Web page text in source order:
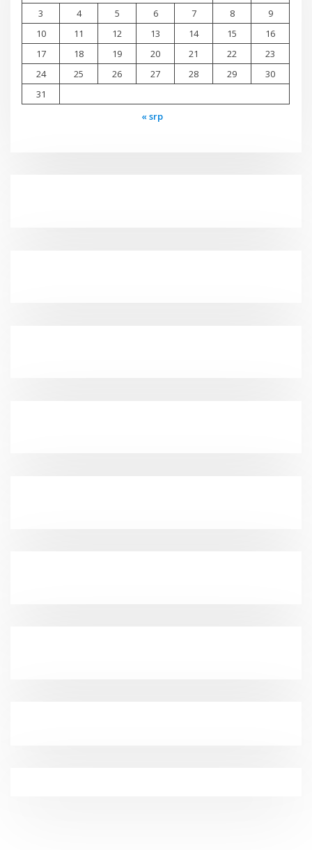
3
4 5 6 7 8
9
10
11 12 13 14 15
16
17
18 19 20 21 22
23
24
25 26 27 28 29
30
31
« srp